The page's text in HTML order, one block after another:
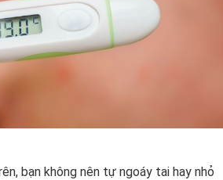
bạn không nên tự ngoáy tai hay nhỏ